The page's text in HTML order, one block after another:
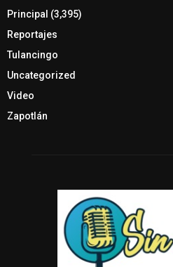
Principal (3,395)
Reportajes
Tulancingo
Uncategorized
Video
Zapotlán